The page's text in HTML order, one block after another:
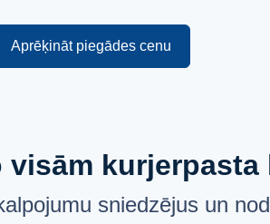
Aprēķināt piegādes cenu
kurjerpasta
sniedzējus un